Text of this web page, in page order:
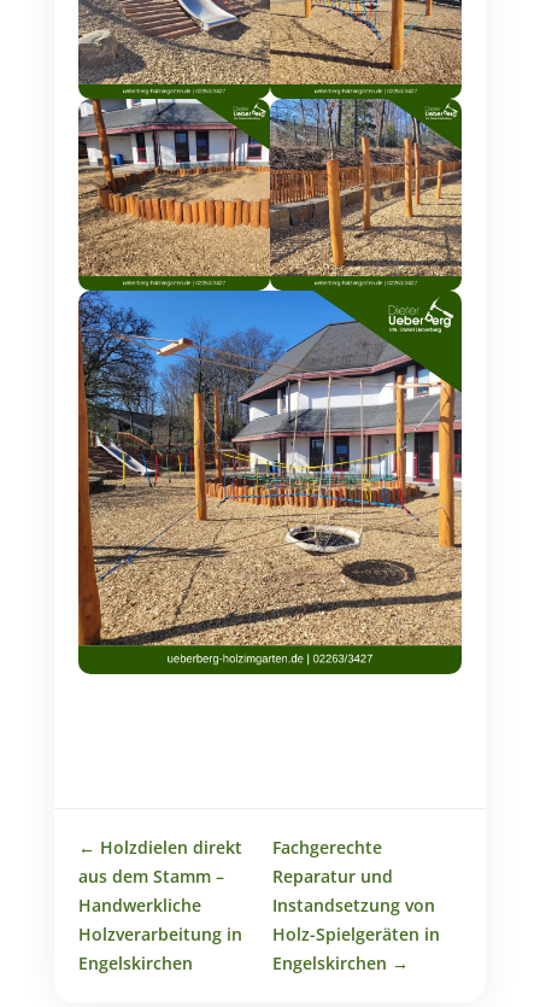
← Holzdielen direkt
aus dem Stamm –
Handwerkliche
Holzverarbeitung in
Engelskirchen
Fachgerechte
Reparatur und
Instandsetzung von
Holz-Spielgeräten in
Engelskirchen →